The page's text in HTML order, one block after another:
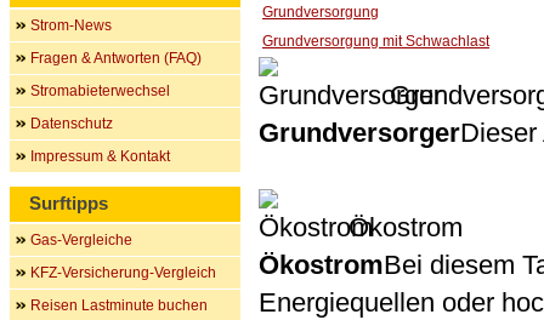
Grundversorgung
Grundversorgung mit Schwachlast
GrundversorgerDieser
Ökostrom
ÖkostromBei diesem
Energiequellen oder
Strom-News
Fragen & Antworten (FAQ)
Stromabieterwechsel
Datenschutz
Impressum & Kontakt
Surftipps
Gas-Vergleiche
KFZ-Versicherung-Vergleich
Reisen Lastminute buchen